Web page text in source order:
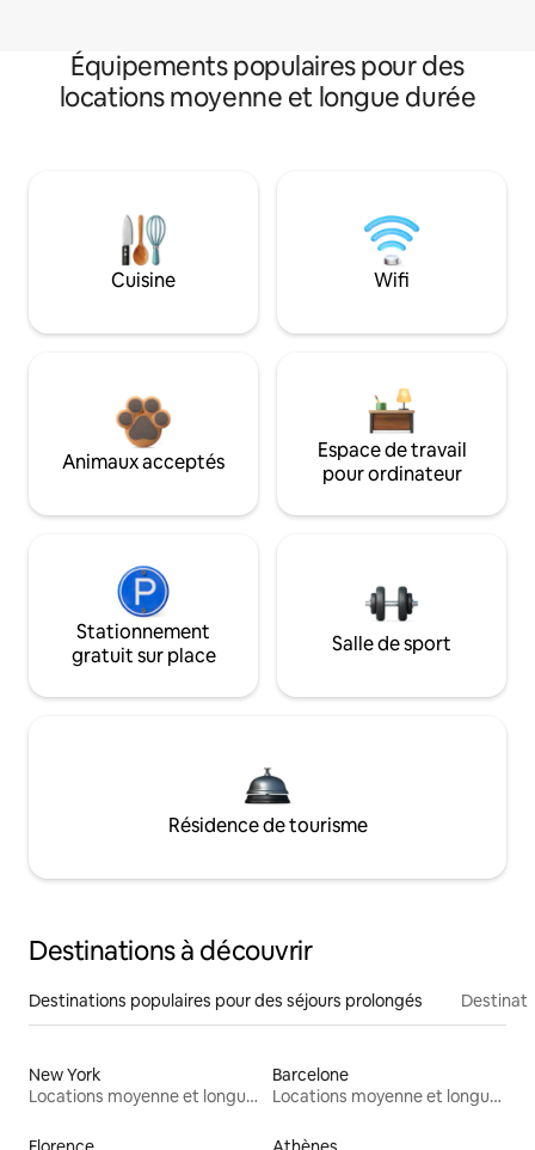
Équipements populaires pour des
locations moyenne et longue durée
Cuisine Wifi
Animaux acceptés
Espace de travail
pour ordinateur
Stationnement
gratuit sur place
Salle de sport
Résidence de tourisme
Destinations à découvrir
Destinations populaires pour des séjours prolongés
New York
Locations moyenne et longue durée
Barcelone
Locations moyenne et longue durée